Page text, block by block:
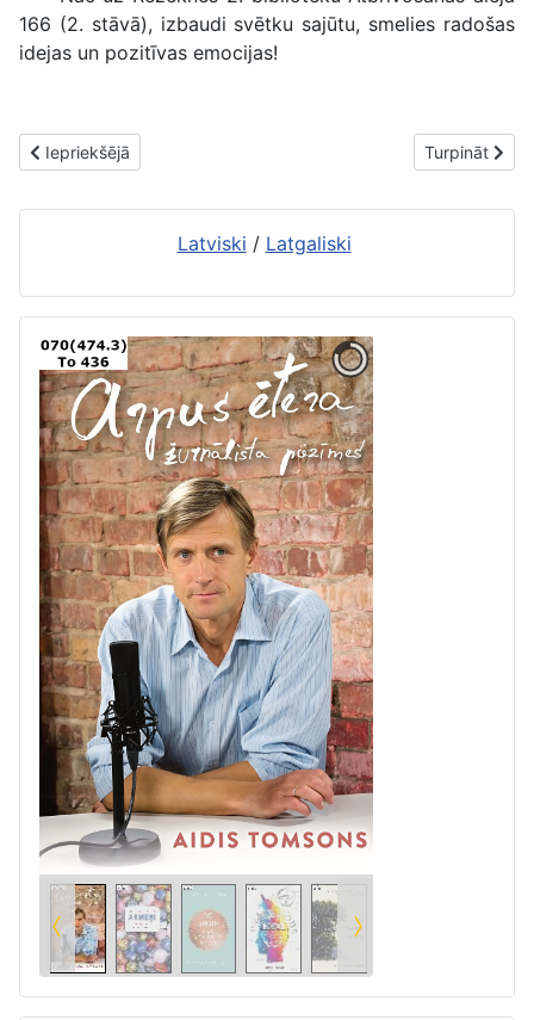
166 (2. stāvā), izbaudi svētku sajūtu, smelies radošas
idejas un pozitīvas emocijas!
Iepriekšējais raksts: Arī 2. bibliotēkā skatāma L. Kotas jubilejai
Iepriekšējā Nākamais
Turpināt
Latviski / Latgaliski